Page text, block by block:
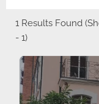
1 Results Found
- 1)